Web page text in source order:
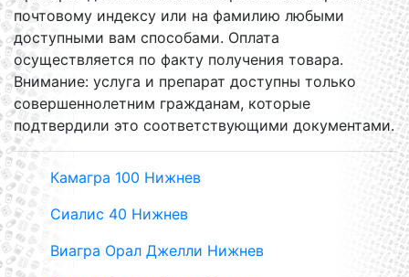
почтовому индексу или на фамилию любыми
доступными вам способами. Оплата
осуществляется по факту получения товара.
Внимание: услуга и препарат доступны только
совершеннолетним гражданам, которые
подтвердили это соответствующими документами.
Камагра 100 Нижнев
Сиалис 40 Нижнев
Виагра Орал Джелли Нижнев